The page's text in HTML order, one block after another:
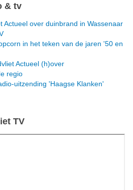
& tv
Actueel over duinbrand in Wassenaar
in het teken van de jaren '50 en
Actueel (h)over
regio
uitzending 'Haagse Klanken'
TV